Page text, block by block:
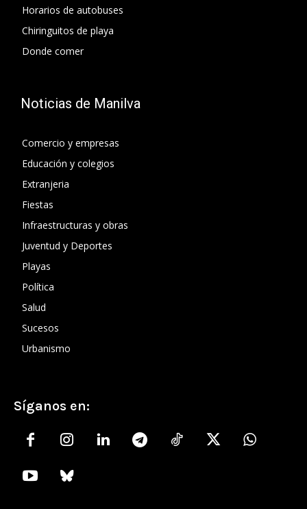
Horarios de autobuses
Chiringuitos de playa
Donde comer
Noticias de Manilva
Comercio y empresas
Educación y colegios
Extranjeria
Fiestas
Infraestructuras y obras
Juventud y Deportes
Playas
Política
Salud
Sucesos
Urbanismo
Síganos en: